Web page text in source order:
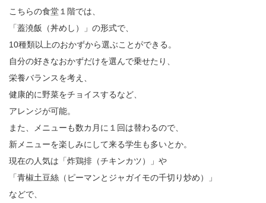
こちらの食堂１階では、
「蓋澆飯（丼めし）」の形式で、
10種類以上のおかずから選ぶことができる。
自分の好きなおかずだけを選んで乗せたり、
栄養バランスを考え、
健康的に野菜をチョイスするなど、
アレンジが可能。
また、メニューも数カ月に１回は替わるので、
新メニューを楽しみにして来る学生も多いとか。
現在の人気は「炸鶏排（チキンカツ）」や
「青椒土豆絲（ピーマンとジャガイモの千切り炒め）」
などで、